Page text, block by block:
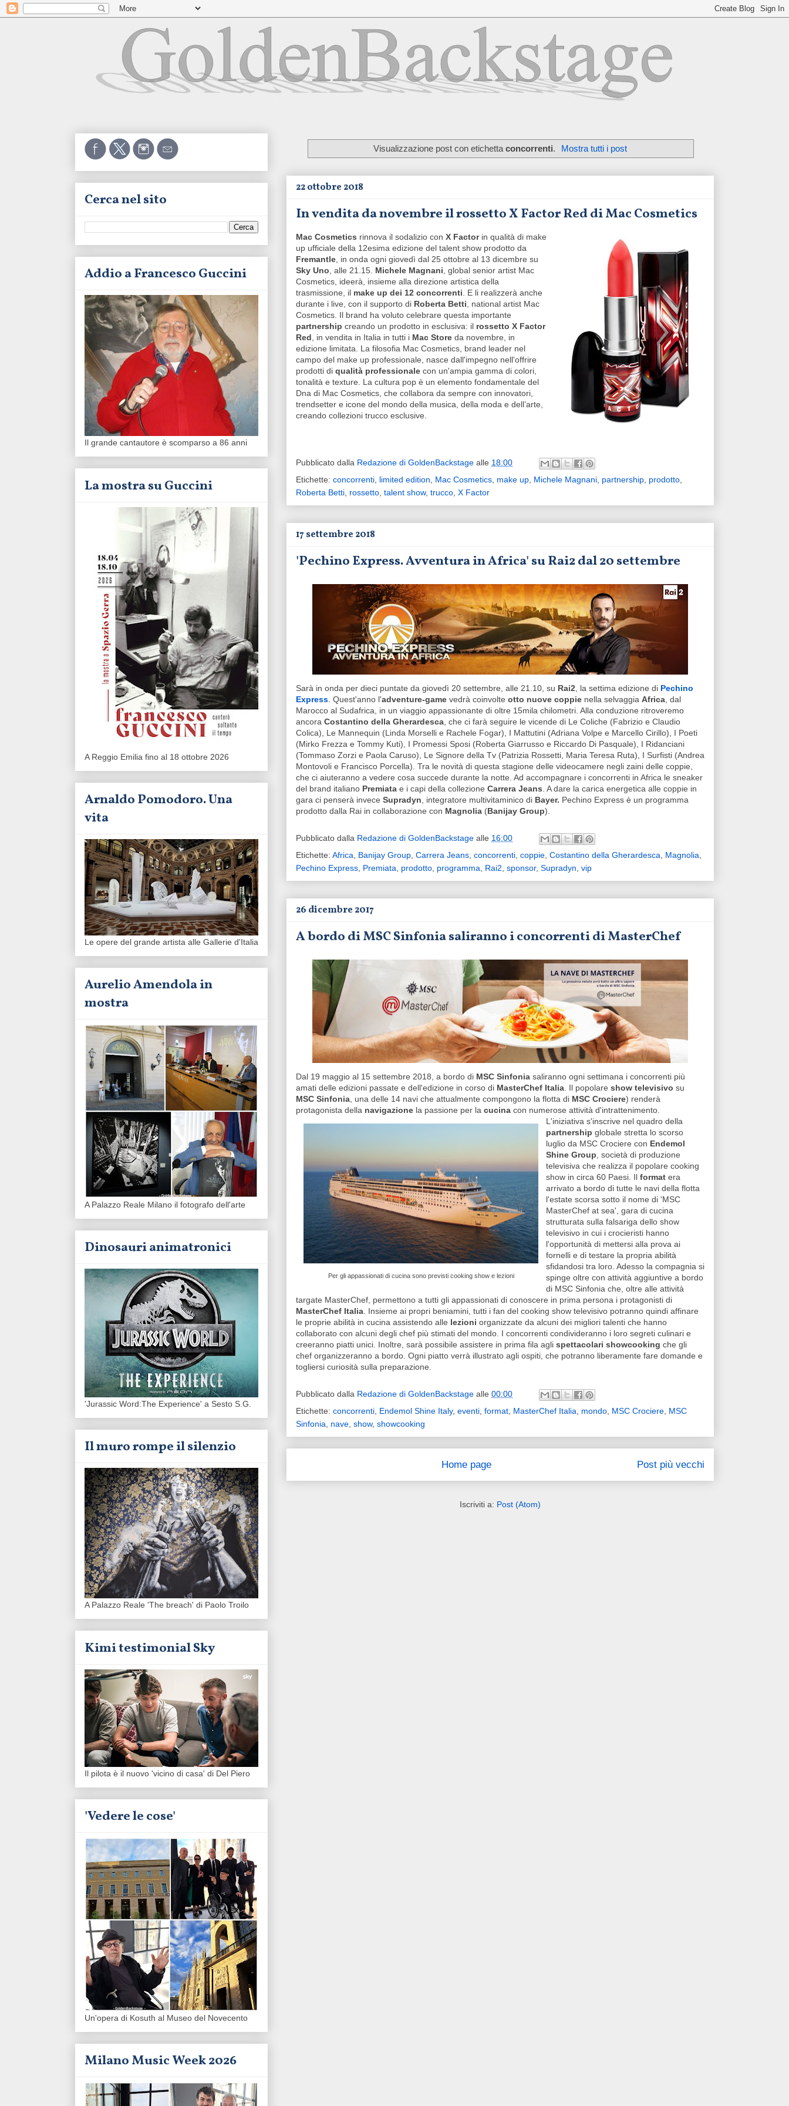
Visualizzazione post con etichetta concorrenti. Mostra tutti i post
22 ottobre 2018
In vendita da novembre il rossetto X Factor Red di Mac Cosmetics
Mac Cosmetics rinnova il sodalizio con X Factorin qualità di make
up ufficiale della 12esima edizione del talent show prodotto da
Fremantle, in onda ogni giovedì dal 25 ottobre al 13 dicembre su
Sky Uno, alle 21.15. Michele Magnani, global senior artist Mac
Cosmetics, ideerà, insieme alla direzione artistica della
trasmissione, il make up dei 12 concorrenti. E li realizzerà anche
durante i live, con il supporto di Roberta Betti, national artist Mac
Cosmetics. Il brand ha voluto celebrare questa importante
partnership creando un prodotto in esclusiva: il rossetto X Factor
Red, in vendita in Italia in tutti i Mac Store da novembre, in
edizione limitata. La filosofia Mac Cosmetics, brand leader nel
campo del make up professionale, nasce dall'impegno nell'offrire
prodotti di qualità professionale con un'ampia gamma di colori,
tonalità e texture. La cultura pop è un elemento fondamentale del
Dna di Mac Cosmetics, che collabora da sempre con innovatori,
trendsetter e icone del mondo della musica, della moda e dell’arte,
creando collezioni trucco esclusive.
Pubblicato dalla Redazione di GoldenBackstage alle 18:00
Etichette: concorrenti, limited edition, Mac Cosmetics, make up, Michele Magnani, partnership, prodotto,
Roberta Betti, rossetto, talent show, trucco, X Factor
17 settembre 2018
'Pechino Express. Avventura in Africa' su Rai2 dal 20 settembre
Sarà in onda per dieci puntate da giovedì 20 settembre, alle 21.10, su Rai2, la settima edizione di Pechino
Express. Quest'anno l'adventure-game vedrà coinvolte otto nuove coppie nella selvaggia Africa, dal
Marocco al Sudafrica, in un viaggio appassionante di oltre 15mila chilometri. Alla conduzione ritroveremo
ancora Costantino della Gherardesca, che ci farà seguire le vicende di Le Coliche (Fabrizio e Claudio
Colica), Le Mannequin (Linda Morselli e Rachele Fogar), I Mattutini (Adriana Volpe e Marcello Cirillo), I Poeti
(Mirko Frezza e Tommy Kuti), I Promessi Sposi (Roberta Giarrusso e Riccardo Di Pasquale), I Ridanciani
(Tommaso Zorzi e Paola Caruso), Le Signore della Tv (Patrizia Rossetti, Maria Teresa Ruta), I Surfisti (Andrea
Montovoli e Francisco Porcella). Tra le novità di questa stagione delle videocamere negli zaini delle coppie,
che ci aiuteranno a vedere cosa succede durante la notte. Ad accompagnare i concorrenti in Africa le sneaker
del brand italiano Premiata e i capi della collezione Carrera Jeans. A dare la carica energetica alle coppie in
gara ci penserà invece Supradyn, integratore multivitaminico di Bayer. Pechino Express è un programma
prodotto dalla Rai in collaborazione con Magnolia (Banijay Group).
Pubblicato dalla Redazione di GoldenBackstage alle 16:00
Etichette: Africa, Banijay Group, Carrera Jeans, concorrenti, coppie, Costantino della Gherardesca, Magnolia,
Pechino Express, Premiata, prodotto, programma, Rai2, sponsor, Supradyn, vip
26 dicembre 2017
A bordo di MSC Sinfonia saliranno i concorrenti di MasterChef
Dal 19 maggio al 15 settembre 2018, a bordo di MSC Sinfonia saliranno ogni settimana i concorrenti più
amati delle edizioni passate e dell'edizione in corso di MasterChef Italia. Il popolare show televisivo su
MSC Sinfonia, una delle 14 navi che attualmente compongono la flotta di MSC Crociere) renderà
protagonista della navigazione la passione per la cucina con numerose attività d'intrattenimento.
Per gli appassionati di cucina sono previsti cooking show e lezioni
L'iniziativa s'inscrive nel quadro della
partnership globale stretta lo scorso
luglio da MSC Crociere con Endemol
Shine Group, società di produzione
televisiva che realizza il popolare cooking
show in circa 60 Paesi. Il format era
arrivato a bordo di tutte le navi della flotta
l'estate scorsa sotto il nome di 'MSC
MasterChef at sea', gara di cucina
strutturata sulla falsariga dello show
televisivo in cui i crocieristi hanno
l'opportunità di mettersi alla prova ai
fornelli e di testare la propria abilità
sfidandosi tra loro. Adesso la compagnia si
spinge oltre con attività aggiuntive a bordo
di MSC Sinfonia che, oltre alle attività
targate MasterChef, permettono a tutti gli appassionati di conoscere in prima persona i protagonisti di
MasterChef Italia. Insieme ai propri beniamini, tutti i fan del cooking show televisivo potranno quindi affinare
le proprie abilità in cucina assistendo alle lezioni organizzate da alcuni dei migliori talenti che hanno
collaborato con alcuni degli chef più stimati del mondo. I concorrenti condivideranno i loro segreti culinari e
creeranno piatti unici. Inoltre, sarà possibile assistere in prima fila agli spettacolari showcooking che gli
chef organizzeranno a bordo. Ogni piatto verrà illustrato agli ospiti, che potranno liberamente fare domande e
togliersi curiosità sulla preparazione.
Pubblicato dalla Redazione di GoldenBackstage alle 00:00
Etichette: concorrenti, Endemol Shine Italy, eventi, format, MasterChef Italia, mondo, MSC Crociere, MSC
Sinfonia, nave, show, showcooking
Post più vecchi
Home page
Iscriviti a: Post (Atom)
Cerca nel sito
Addio a Francesco Guccini
Il grande cantautore è scomparso a 86 anni
La mostra su Guccini
A Reggio Emilia fino al 18 ottobre 2026
Arnaldo Pomodoro. Una
vita
Le opere del grande artista alle Gallerie d'Italia
Aurelio Amendola in
mostra
A Palazzo Reale Milano il fotografo dell'arte
Dinosauri animatronici
'Jurassic Word:The Experience' a Sesto S.G.
Il muro rompe il silenzio
A Palazzo Reale 'The breach' di Paolo Troilo
Kimi testimonial Sky
Il pilota è il nuovo 'vicino di casa' di Del Piero
'Vedere le cose'
Un'opera di Kosuth al Museo del Novecento
Milano Music Week 2026